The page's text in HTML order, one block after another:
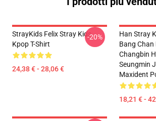
StrayKids Felix Stray Kids
Kpop T-Shirt
24,38 € - 28,06 €
-20%
Han Stray
Bang Chan
Changbin
Seungmin
Maxident
18,21 € -